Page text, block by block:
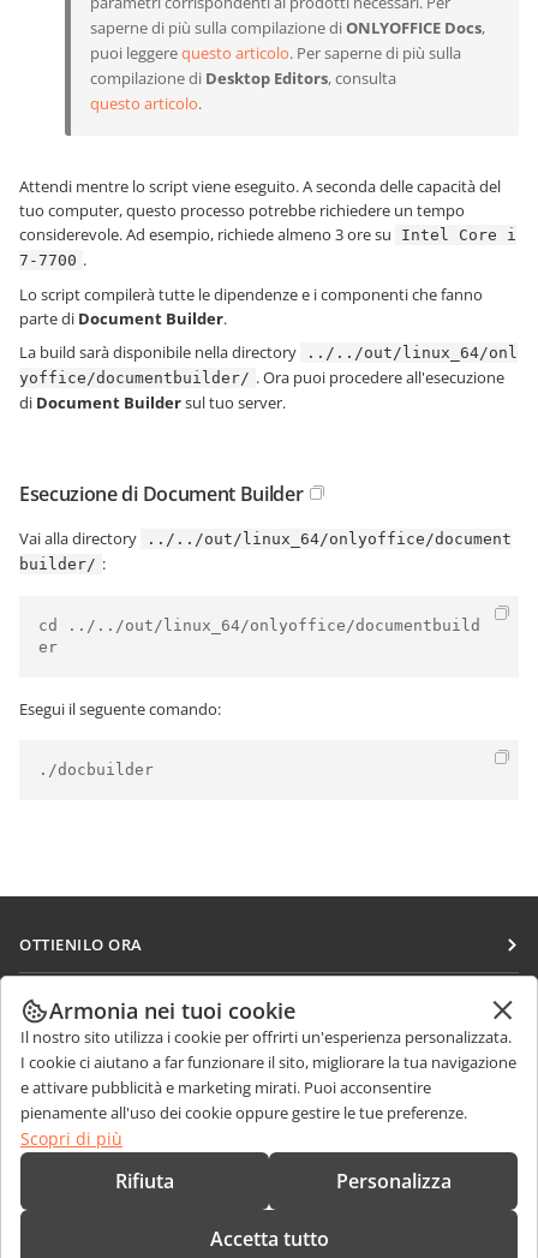
saperne di più sulla compilazione diONLYOFFICE Docs,
puoi leggerequesto articolo. Per saperne di più sulla
compilazione di Desktop Editors, consulta
questo articolo.
Attendi mentre lo script viene eseguito. A seconda delle capacità del
tuo computer, questo processo potrebbe richiedere un tempo
considerevole. Ad esempio, richiede almeno 3 ore su
Intel Core i
7-7700 .
Lo script compilerà tutte le dipendenze e i componenti che fanno
parte di Document Builder.
La build sarà disponibile nella directory
../../out/linux_64/onl
yoffice/documentbuilder/ . Ora puoi procedere all'esecuzione
di Document Buildersul tuo server.
Esecuzione di Document Builder
Vai alla directory
../../out/linux_64/onlyoffice/document
builder/ :
cd ../../out/linux_64/onlyoffice/documentbuild
er
Esegui il seguente comando:
./docbuilder
OTTIENILO ORA
Docs
DocSpace
Workspace
Connettori
App desktop
COLLABORA
Per i contributori
Per i traduttori
Per gli influencer
Offerte di lavoro
RICEVI NOTIZIE
Blog
RICEVI AIUTO
Forum
CONTATTACI
Domande sulle vendite
sales@onlyoffice.com
Armonia nei tuoi cookie
Il nostro sito utilizza i cookie per offrirti un'esperienza personalizzata.
I cookie ci aiutano a far funzionare il sito, migliorare la tua navigazione
e attivare pubblicità e marketing mirati. Puoi acconsentire
pienamente all'uso dei cookie oppure gestire le tue preferenze.
Scopri di più
Rifiuta Personalizza
Accetta tutto